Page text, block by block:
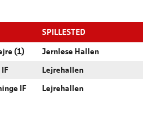
SPILLESTED
(1) Jernløse Hallen
IF Lejrehallen
IF Lejrehallen